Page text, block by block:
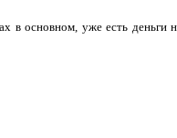
основном, уже есть деньги